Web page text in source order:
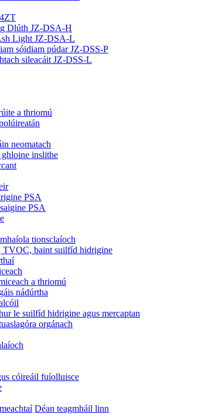
Dlúth JZ-DSA-H
Light JZ-DSA-L
sóidiam púdar JZ-DSS-P
sileacáit JZ-DSS-L
a thriomú
neomatach
inslithe
PSA
PSA
tionsclaíoch
TVOC, baint suilfíd hidrigine
a thriomú
nádúrtha
le suilfíd hidrigine agus mercaptan
orgánach
cóireáil fuíolluisce
Déan teagmháil linn